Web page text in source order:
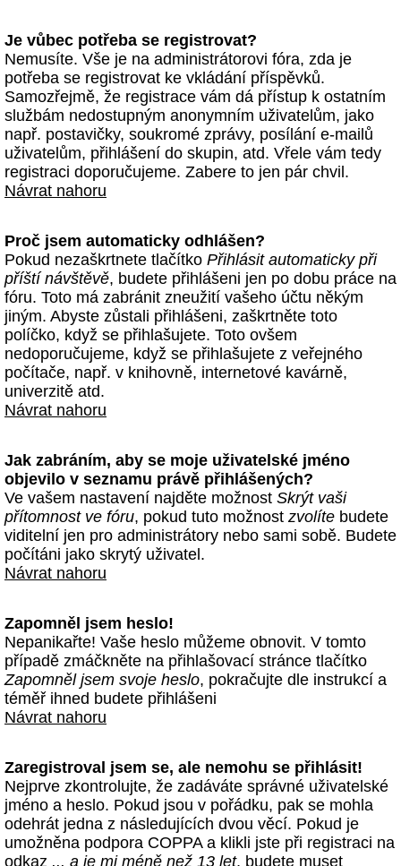
Je vůbec potřeba se registrovat?
Nemusíte. Vše je na administrátorovi fóra, zda je
potřeba se registrovat ke vkládání příspěvků.
Samozřejmě, že registrace vám dá přístup k ostatním
službám nedostupným anonymním uživatelům, jako
např. postavičky, soukromé zprávy, posílání e-mailů
uživatelům, přihlášení do skupin, atd. Vřele vám tedy
registraci doporučujeme. Zabere to jen pár chvil.
Návrat nahoru
Proč jsem automaticky odhlášen?
Pokud nezaškrtnete tlačítko Přihlásit automaticky při
příští návštěvě, budete přihlášeni jen po dobu práce na
fóru. Toto má zabránit zneužití vašeho účtu někým
jiným. Abyste zůstali přihlášeni, zaškrtněte toto
políčko, když se přihlašujete. Toto ovšem
nedoporučujeme, když se přihlašujete z veřejného
počítače, např. v knihovně, internetové kavárně,
univerzitě atd.
Návrat nahoru
Jak zabráním, aby se moje uživatelské jméno
objevilo v seznamu právě přihlášených?
Ve vašem nastavení najděte možnost Skrýt vaši
přítomnost ve fóru, pokud tuto možnost zvolíte budete
viditelní jen pro administrátory nebo sami sobě. Budete
počítáni jako skrytý uživatel.
Návrat nahoru
Zapomněl jsem heslo!
Nepanikařte! Vaše heslo můžeme obnovit. V tomto
případě zmáčkněte na přihlašovací stránce tlačítko
Zapomněl jsem svoje heslo, pokračujte dle instrukcí a
téměř ihned budete přihlášeni
Návrat nahoru
Zaregistroval jsem se, ale nemohu se přihlásit!
Nejprve zkontrolujte, že zadáváte správné uživatelské
jméno a heslo. Pokud jsou v pořádku, pak se mohla
odehrát jedna z následujících dvou věcí. Pokud je
umožněna podpora COPPA a klikli jste při registraci na
odkaz ... a je mi méně než 13 let, budete muset